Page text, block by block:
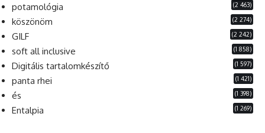
potamológia (2 463)
köszönöm (2 274)
GILF (2 242)
soft all inclusive (1 858)
Digitális tartalomkészítő (1 597)
panta rhei (1 421)
és (1 398)
Entalpia (1 269)